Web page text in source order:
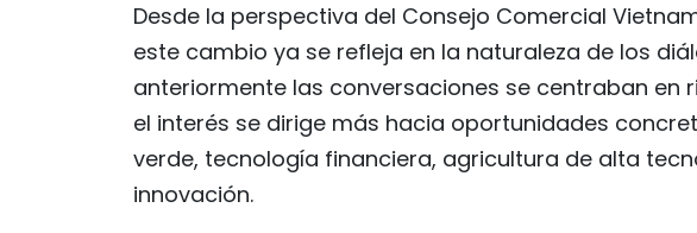
Desde la perspectiva del Consejo Comercial
este cambio ya se refleja en la naturaleza de los
anteriormente las conversaciones se centraban en
el interés se dirige más hacia oportunidades
verde, tecnología financiera, agricultura de alta
innovación.